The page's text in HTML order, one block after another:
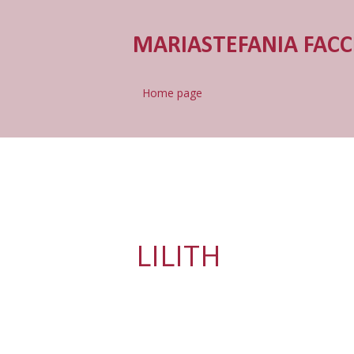
MARIASTEFANIA
Home page
LILITH